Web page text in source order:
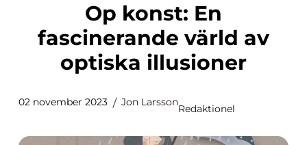
Op konst: En
fascinerande värld av
optiska illusioner
02 november 2023 Jon Larsson
Redaktionel